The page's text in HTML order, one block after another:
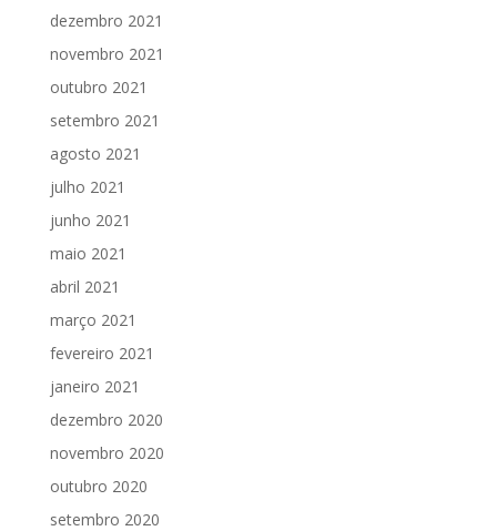
dezembro 2021
novembro 2021
outubro 2021
setembro 2021
agosto 2021
julho 2021
junho 2021
maio 2021
abril 2021
março 2021
fevereiro 2021
janeiro 2021
dezembro 2020
novembro 2020
outubro 2020
setembro 2020